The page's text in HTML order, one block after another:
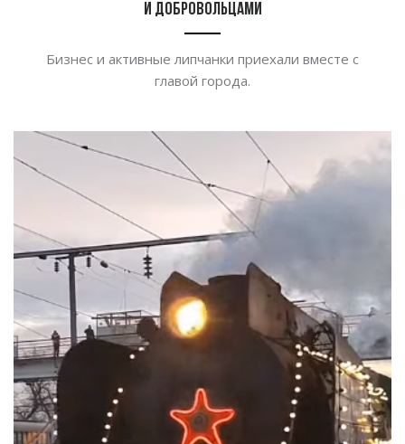
и добровольцами
Бизнес и активные липчанки приехали вместе с
главой города.